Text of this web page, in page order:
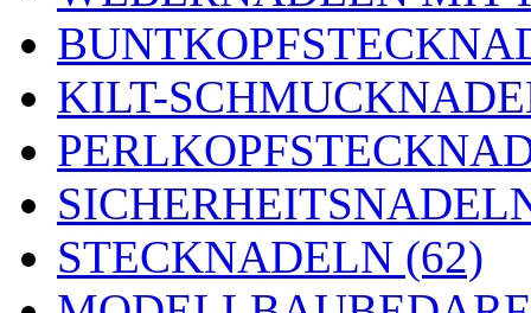
KILT-
STECKNADELN (62)